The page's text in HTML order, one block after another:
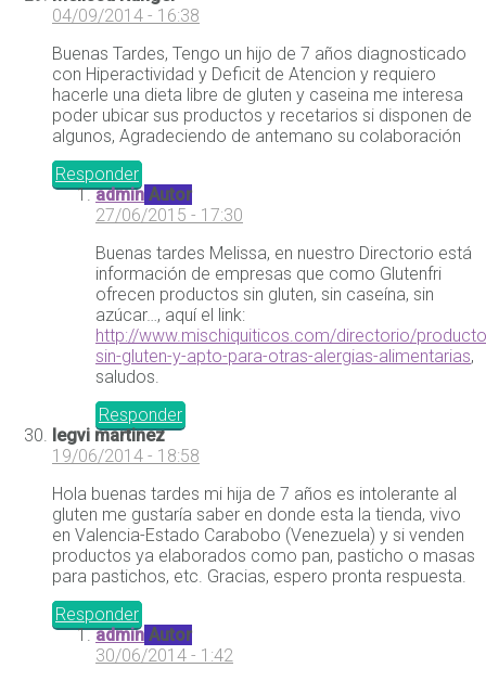
04/09/2014 - 16:38
Buenas Tardes, Tengo un hijo de 7 años diagnosticado
con Hiperactividad y Deficit de Atencion y requiero
hacerle una dieta libre de gluten y caseina me interesa
poder ubicar sus productos y recetarios si disponen de
algunos, Agradeciendo de antemano su colaboración
Responder
admin Autor
27/06/2015 - 17:30
Buenas tardes Melissa, en nuestro Directorio está
información de empresas que como Glutenfri
ofrecen productos sin gluten, sin caseína, sin
azúcar…, aquí el link:
http://www.mischiquiticos.com/directorio/
sin-gluten-y-apto-para-otras-alergias-alimentarias,
saludos.
Responder
legvi martinez
19/06/2014 - 18:58
Hola buenas tardes mi hija de 7 años es intolerante al
gluten me gustaría saber en donde esta la tienda, vivo
en Valencia-Estado Carabobo (Venezuela) y si venden
productos ya elaborados como pan, pasticho o masas
para pastichos, etc. Gracias, espero pronta respuesta.
Responder
admin Autor
30/06/2014 - 1:42